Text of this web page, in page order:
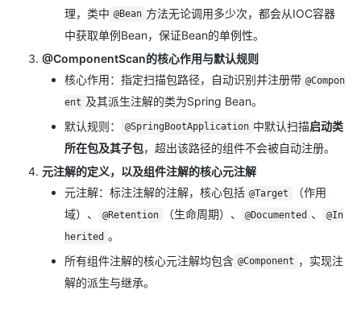
理，类中 @Bean 方法无论调用多少次，都会从IOC容器
中获取单例Bean，保证Bean的单例性。
@ComponentScan的核心作用与默认规则
核心作用：指定扫描包路径，自动识别并注册带 @Compon
ent 及其派生注解的类为Spring Bean。
默认规则：
@SpringBootApplication 中默认扫描启动类
所在包及其子包，超出该路径的组件不会被自动注册。
元注解的定义，以及组件注解的核心元注解
元注解：标注注解的注解，核心包括 @Target
（作用
域）、
@Retention （生命周期）、 @Documented 、
@In
herited 。
所有组件注解的核心元注解均包含 @Component ，实现注
解的派生与继承。